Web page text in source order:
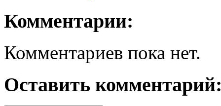
Комментарии:
Комментариев пока нет.
Оставить